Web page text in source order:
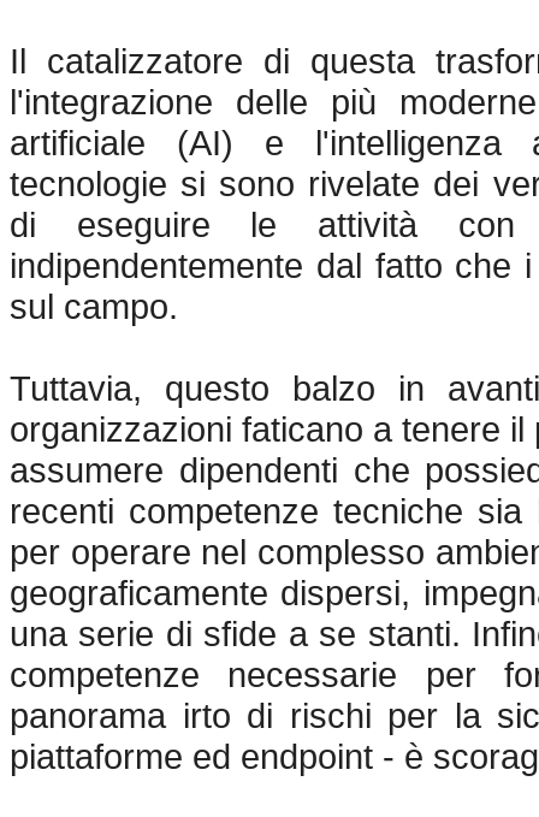
Il catalizzatore di questa
l'integrazione delle più
artificiale (AI) e l'intelligenza
tecnologie si sono rivelate dei
di eseguire le attività con
indipendentemente dal fatto che
sul campo.
Tuttavia, questo balzo in
organizzazioni faticano a tenere
assumere dipendenti che
recenti competenze tecniche
per operare nel complesso
geograficamente dispersi,
una serie di sfide a se stanti.
competenze necessarie per
panorama irto di rischi per la
piattaforme ed endpoint - è